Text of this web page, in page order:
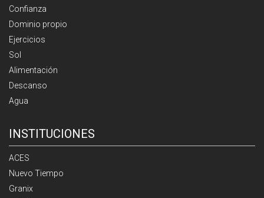
Confianza
Dominio propio
Ejercicios
Sol
Alimentación
Descanso
Agua
INSTITUCIONES
ACES
Nuevo Tiempo
Granix